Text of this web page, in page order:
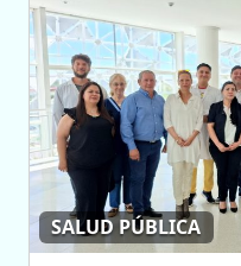
SALUD PÚBLICA